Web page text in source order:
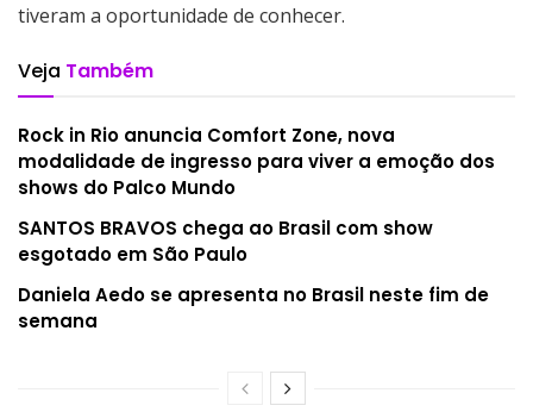
tiveram a oportunidade de conhecer.
Veja Também
Rock in Rio anuncia Comfort Zone, nova
modalidade de ingresso para viver a emoção dos
shows do Palco Mundo
SANTOS BRAVOS chega ao Brasil com show
esgotado em São Paulo
Daniela Aedo se apresenta no Brasil neste fim de
semana